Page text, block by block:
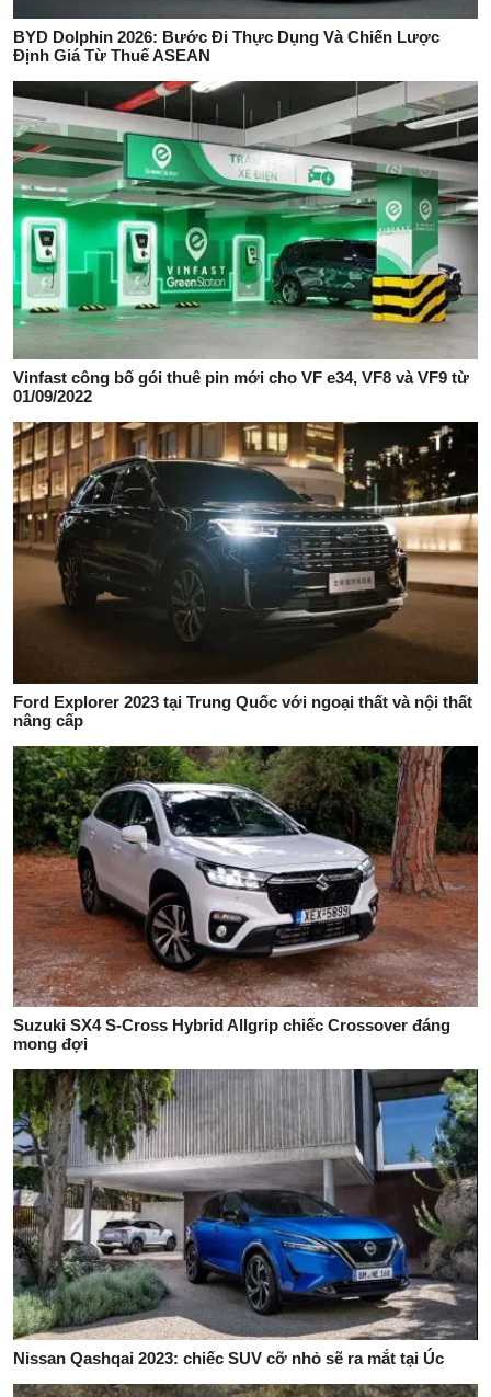
BYD Dolphin 2026: Bước Đi Thực Dụng Và Chiến Lược
Định Giá Từ Thuế ASEAN
Vinfast công bố gói thuê pin mới cho VF e34, VF8 và VF9 từ
01/09/2022
Ford Explorer 2023 tại Trung Quốc với ngoại thất và nội thất
nâng cấp
Suzuki SX4 S-Cross Hybrid Allgrip chiếc Crossover đáng
mong đợi
Nissan Qashqai 2023: chiếc SUV cỡ nhỏ sẽ ra mắt tại Úc